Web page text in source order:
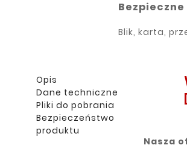
Blik, karta,
Opis
Dane techniczne
Pliki do pobrania
Bezpieczeństwo
produktu
Nasza